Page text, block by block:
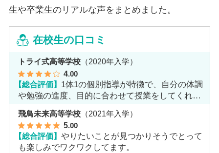
生や卒業生のリアルな声をまとめました。
在校生の口コミ
トライ式高等学校 （2020年入学）
4.00
【総合評価】 1体1の個別指導が特徴で、自分の体調
や勉強の進度、目的に合わせて授業をしてくれま
飛鳥未来高等学校 （2021年入学）
5.00
【総合評価】やりたいことが見つかりそうでとって
も楽しみでワクワクしてます。